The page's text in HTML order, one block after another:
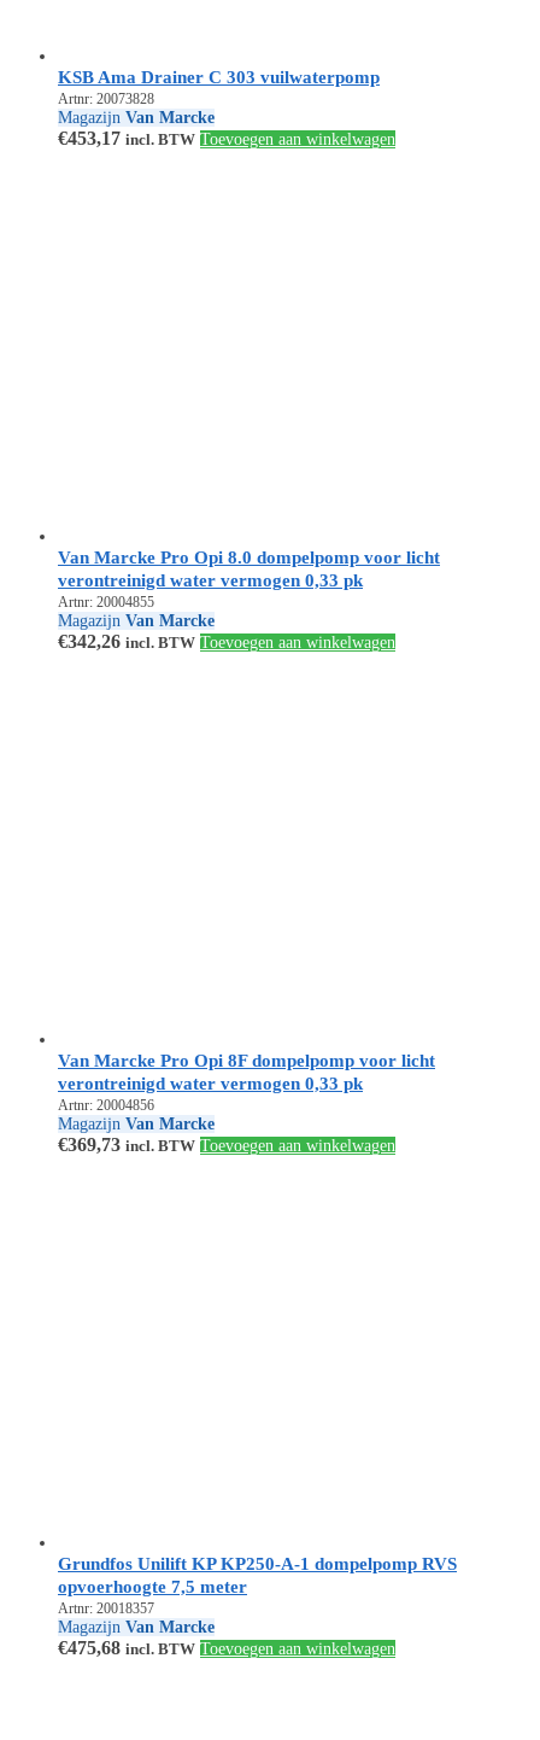
KSB Ama Drainer C 303 vuilwaterpomp
Artnr: 20073828
Magazijn Van Marcke
€453,17 incl. BTW Toevoegen aan winkelwagen
Van Marcke Pro Opi 8.0 dompelpomp voor licht
verontreinigd water vermogen 0,33 pk
Artnr: 20004855
Magazijn Van Marcke
€342,26 incl. BTW Toevoegen aan winkelwagen
Van Marcke Pro Opi 8F dompelpomp voor licht
verontreinigd water vermogen 0,33 pk
Artnr: 20004856
Magazijn Van Marcke
€369,73 incl. BTW Toevoegen aan winkelwagen
Grundfos Unilift KP KP250-A-1 dompelpomp RVS
opvoerhoogte 7,5 meter
Artnr: 20018357
Magazijn Van Marcke
€475,68 incl. BTW Toevoegen aan winkelwagen